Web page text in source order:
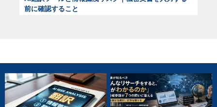
前に確認すること